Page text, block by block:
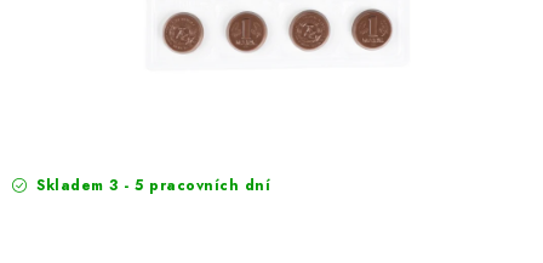
Geschäftsbedingungen
Skladem 3 - 5 pracovních dní